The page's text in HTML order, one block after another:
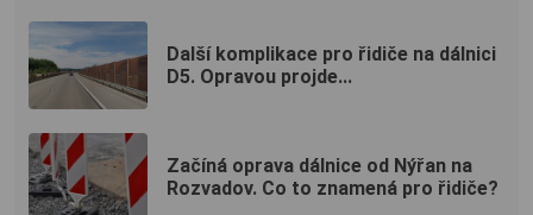
Další komplikace pro řidiče na dálnici
D5. Opravou projde...
Začíná oprava dálnice od Nýřan na
Rozvadov. Co to znamená pro řidiče?